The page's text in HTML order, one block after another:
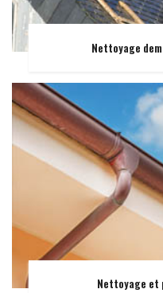
Nettoyage
Nettoyage et